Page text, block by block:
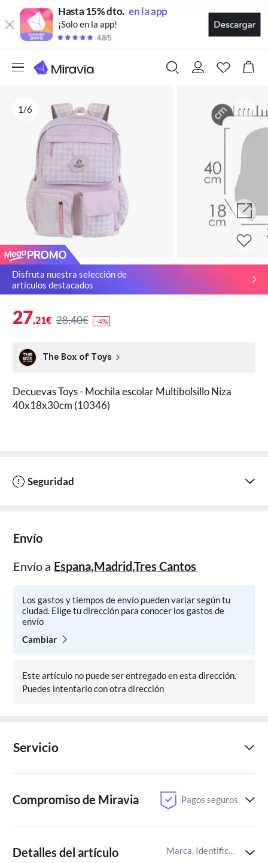
Hasta 15% dto. en la app
¡Solo en la app!
1/6
Disfruta nuestra selección de
artículos destacados
27,21€ 28,40€ -4%
The Box of Toys
Decuevas Toys - Mochila escolar Multibolsillo Niza
40x18x30cm (10346)
Seguridad
Envío
Envío a Espana,Madrid,Tres Cantos
Los gastos y tiempos de envío pueden variar según tu
ciudad. Elige tu dirección para conocer los gastos de
envío
Cambiar
Este artículo no puede ser entregado en esta dirección.
Puedes intentarlo con otra dirección
Servicio
Compromiso de Miravia Pagos seguros
Detalles del artículo Marca, Identificador del artículo de Miravia